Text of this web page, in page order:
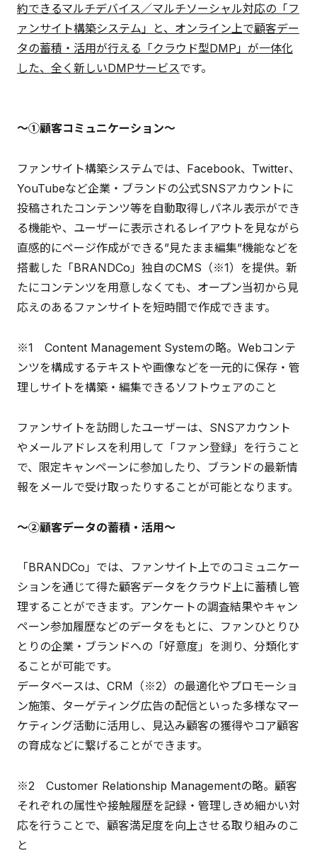
約できるマルチデバイス／マルチソーシャル対応の「フ
ァンサイト構築システム」と、オンライン上で顧客デー
タの蓄積・活用が行える「クラウド型DMP」が一体化
した、全く新しいDMPサービスです。
～①顧客コミュニケーション～
ファンサイト構築システムでは、Facebook、Twitter、
YouTubeなど企業・ブランドの公式SNSアカウントに
投稿されたコンテンツ等を自動取得しパネル表示ができ
る機能や、ユーザーに表示されるレイアウトを見ながら
直感的にページ作成ができる”見たまま編集”機能などを
搭載した「BRANDCo」独自のCMS（※1）を提供。新
たにコンテンツを用意しなくても、オープン当初から見
応えのあるファンサイトを短時間で作成できます。
※1 Content Management Systemの略。Webコンテ
ンツを構成するテキストや画像などを一元的に保存・管
理しサイトを構築・編集できるソフトウェアのこと
ファンサイトを訪問したユーザーは、SNSアカウント
やメールアドレスを利用して「ファン登録」を行うこと
で、限定キャンペーンに参加したり、ブランドの最新情
報をメールで受け取ったりすることが可能となります。
～②顧客データの蓄積・活用～
「BRANDCo」では、ファンサイト上でのコミュニケー
ションを通じて得た顧客データをクラウド上に蓄積し管
理することができます。アンケートの調査結果やキャン
ペーン参加履歴などのデータをもとに、ファンひとりひ
とりの企業・ブランドへの「好意度」を測り、分類化す
ることが可能です。
データベースは、CRM（※2）の最適化やプロモーショ
ン施策、ターゲティング広告の配信といった多様なマー
ケティング活動に活用し、見込み顧客の獲得やコア顧客
の育成などに繋げることができます。
※2 Customer Relationship Managementの略。顧客
それぞれの属性や接触履歴を記録・管理しきめ細かい対
応を行うことで、顧客満足度を向上させる取り組みのこ
と